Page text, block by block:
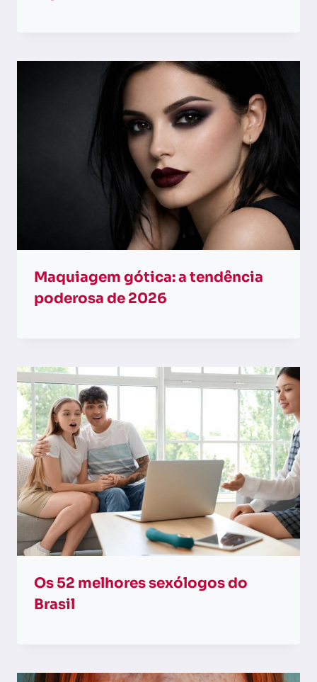
Maquiagem gótica: a tendência
poderosa de 2026
Os 52 melhores sexólogos do
Brasil